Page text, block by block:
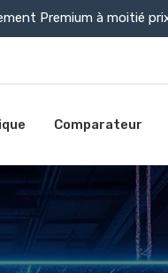
Premium à moitié
Comparateur